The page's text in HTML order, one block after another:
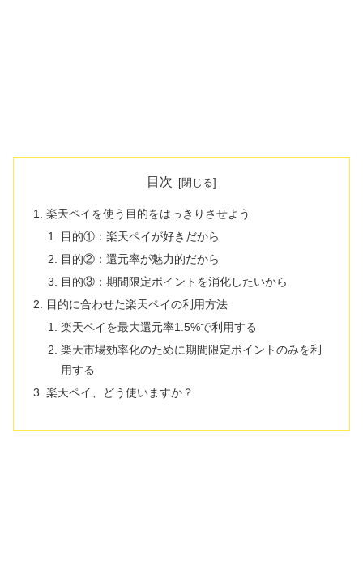
目次
楽天ペイを使う目的をはっきりさせよう
目的①：楽天ペイが好きだから
目的②：還元率が魅力的だから
目的③：期間限定ポイントを消化したいから
目的に合わせた楽天ペイの利用方法
楽天ペイを最大還元率1.5%で利用する
楽天市場効率化のために期間限定ポイントのみを利
用する
楽天ペイ、どう使いますか？